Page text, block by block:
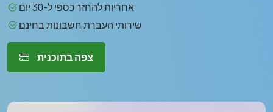
אחריות להחזר כספי ל-30 יום
שירותי העברת חשבונות בחינם
צפה בתוכנית